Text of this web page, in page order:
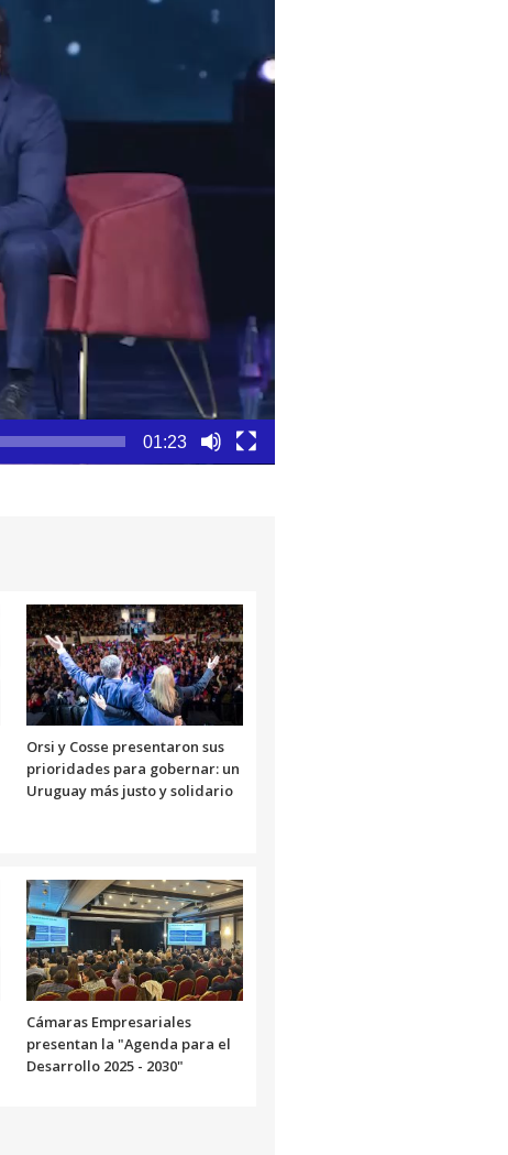
01:23
Orsi y Cosse presentaron sus
prioridades para gobernar: un
Uruguay más justo y solidario
Cámaras Empresariales
presentan la "Agenda para el
Desarrollo 2025 - 2030"